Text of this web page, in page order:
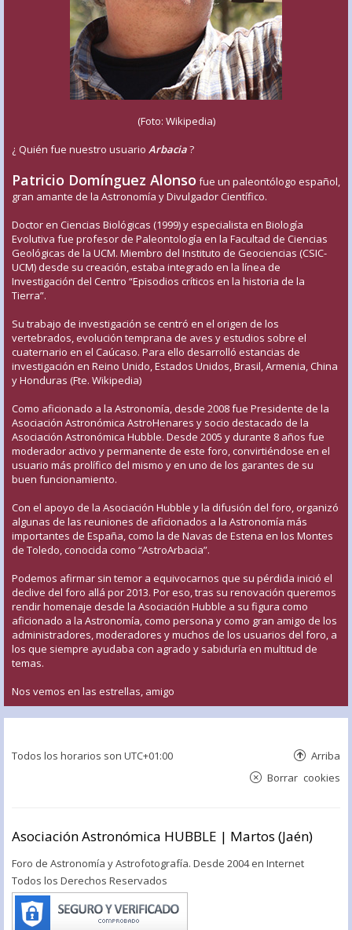
(Foto: Wikipedia)
¿ Quién fue nuestro usuario Arbacia?
Patricio Domínguez Alonso fue un paleontólogo español,
gran amante de la Astronomía y Divulgador Científico.
Doctor en Ciencias Biológicas (1999) y especialista en Biología
Evolutiva fue profesor de Paleontología en la Facultad de Ciencias
Geológicas de la UCM. Miembro del Instituto de Geociencias (CSIC-
UCM) desde su creación, estaba integrado en la línea de
Investigación del Centro “Episodios críticos en la historia de la
Tierra”.
Su trabajo de investigación se centró en el origen de los
vertebrados, evolución temprana de aves y estudios sobre el
cuaternario en el Caúcaso. Para ello desarrolló estancias de
investigación en Reino Unido, Estados Unidos, Brasil, Armenia, China
y Honduras (Fte. Wikipedia)
Como aficionado a la Astronomía, desde 2008 fue Presidente de la
Asociación Astronómica AstroHenares y socio destacado de la
Asociación Astronómica Hubble. Desde 2005 y durante 8 años fue
moderador activo y permanente de este foro, convirtiéndose en el
usuario más prolífico del mismo y en uno de los garantes de su
buen funcionamiento.
Con el apoyo de la Asociación Hubble y la difusión del foro, organizó
algunas de las reuniones de aficionados a la Astronomía más
importantes de España, como la de Navas de Estena en los Montes
de Toledo, conocida como “AstroArbacia”.
Podemos afirmar sin temor a equivocarnos que su pérdida inició el
declive del foro allá por 2013. Por eso, tras su renovación queremos
rendir homenaje desde la Asociación Hubble a su figura como
aficionado a la Astronomía, como persona y como gran amigo de los
administradores, moderadores y muchos de los usuarios del foro, a
los que siempre ayudaba con agrado y sabiduría en multitud de
temas.
Nos vemos en las estrellas, amigo
Todos los horarios son UTC+01:00 Arriba
Borrar cookies
Asociación Astronómica HUBBLE | Martos (Jaén)
Foro de Astronomía y Astrofotografía. Desde 2004 en Internet
Todos los Derechos Reservados